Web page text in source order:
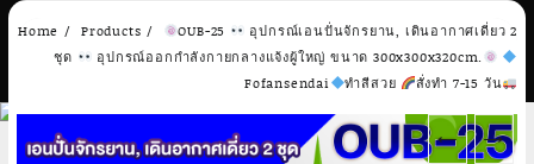
Skip
content
Search
Home Products OUB-25
อุปกรณ์เอนปั่นจักรยาน, เดินอากาศเดี่ยว 2
ชุด
อุปกรณ์ออกกำลังกายกลางแจ้งผู้ใหญ่ ขนาด 300x300x320cm.
Fofansendai
ทำสีสวย สั่งทำ 7-15 วัน
← →